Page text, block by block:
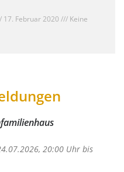
17. Februar 2020
Keine
20:00 Uhr bis